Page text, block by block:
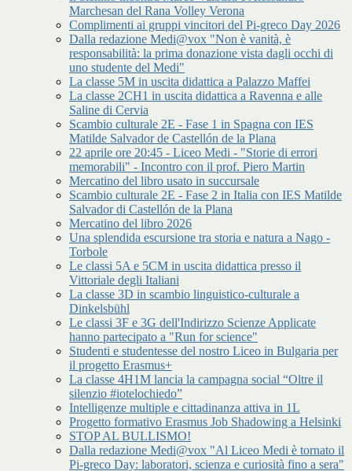
Marchesan del Rana Volley Verona
Complimenti ai gruppi vincitori del Pi-greco Day 2026
Dalla redazione Medi@vox "Non è vanità, è
responsabilità: la prima donazione vista dagli occhi di
uno studente del Medi"
La classe 5M in uscita didattica a Palazzo Maffei
La classe 2CH1 in uscita didattica a Ravenna e alle
Saline di Cervia
Scambio culturale 2E - Fase 1 in Spagna con IES
Matilde Salvador de Castellón de la Plana
22 aprile ore 20:45 - Liceo Medi - "Storie di errori
memorabili" - Incontro con il prof. Piero Martin
Mercatino del libro usato in succursale
Scambio culturale 2E - Fase 2 in Italia con IES Matilde
Salvador di Castellón de la Plana
Mercatino del libro 2026
Una splendida escursione tra storia e natura a Nago -
Torbole
Le classi 5A e 5CM in uscita didattica presso il
Vittoriale degli Italiani
La classe 3D in scambio linguistico-culturale a
Dinkelsbühl
Le classi 3F e 3G dell'Indirizzo Scienze Applicate
hanno partecipato a "Run for science"
Studenti e studentesse del nostro Liceo in Bulgaria per
il progetto Erasmus+
La classe 4H1M lancia la campagna social “Oltre il
silenzio #iotelochiedo”
Intelligenze multiple e cittadinanza attiva in 1L
Progetto formativo Erasmus Job Shadowing a Helsinki
STOP AL BULLISMO!
Dalla redazione Medi@vox "Al Liceo Medi è tornato il
Pi-greco Day: laboratori, scienza e curiosità fino a sera"